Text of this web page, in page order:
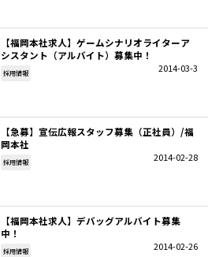
【福岡本社求人】ゲームシナリオライターア
シスタント（アルバイト）募集中！
2014-03-3
採用情報
【急募】宣伝広報スタッフ募集（正社員）/福
岡本社
2014-02-28
採用情報
【福岡本社求人】デバッグアルバイト募集
中！
2014-02-26
採用情報